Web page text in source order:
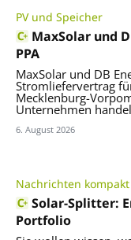
PV und Speicher
MaxSolar und
PPA
MaxSolar und DB
Stromliefervertrag
Mecklenburg-
Unternehmen
6. August 2026
Nachrichten kompakt
Solar-Splitter:
Portfolio